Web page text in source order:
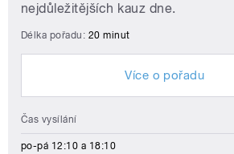
nejdůležitějších kauz dne.
Délka pořadu: 20 minut
Více o pořadu
Čas vysílání
po-pá 12:10 a 18:10